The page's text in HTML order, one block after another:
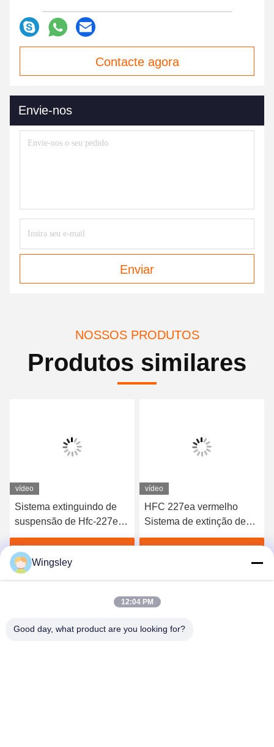
Contacte agora
Envie-nos
Enviar
NOSSOS PRODUTOS
Produtos similares
vídeo
Sistema extinguindo de
suspensão de Hfc-227ea
com atuador elétrico
Obtenha o melhor preço
vídeo
HFC 227ea vermelho
Sistema de extinção de
incêndio Fm 200 Sistema
barato
Wingsley
12:04 PM
Good day, what product are you looking for?